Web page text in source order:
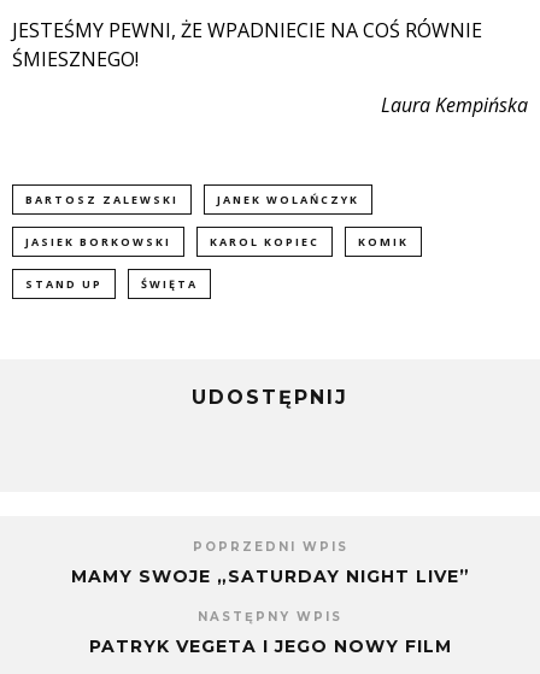
JESTEŚMY PEWNI, ŻE WPADNIECIE NA COŚ RÓWNIE
ŚMIESZNEGO!
Laura Kempińska
BARTOSZ ZALEWSKI JANEK WOLAŃCZYK
JASIEK BORKOWSKI KAROL KOPIEC KOMIK
STAND UP ŚWIĘTA
UDOSTĘPNIJ
POPRZEDNI WPIS
MAMY SWOJE „SATURDAY NIGHT LIVE”
NASTĘPNY WPIS
PATRYK VEGETA I JEGO NOWY FILM